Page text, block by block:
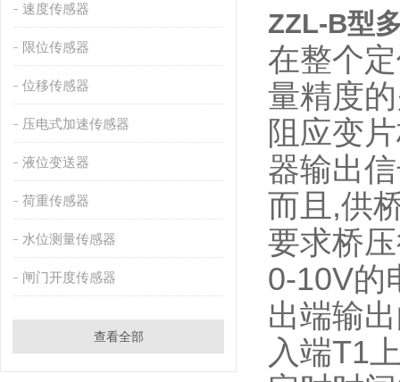
速度传感器
限位传感器
位移传感器
压电式加速传感器
液位变送器
荷重传感器
水位测量传感器
闸门开度传感器
查看全部
ZZL-B型
在整个
量精度
阻应变
器输出
而且,供
要求桥
0-10V的
出端输
入端T1